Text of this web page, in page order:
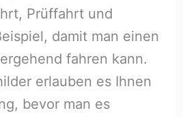
Prüffahrt und
damit man einen
fahren kann.
erlauben es Ihnen
bevor man es